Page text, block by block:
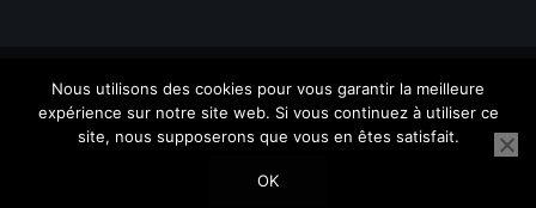
Newsletter Présentation
Ta prépa sur-mesure
Bons Plans
Nous utilisons des cookies pour vous garantir la meilleure
expérience sur notre site web. Si vous continuez à utiliser ce
site, nous supposerons que vous en êtes satisfait.
OK